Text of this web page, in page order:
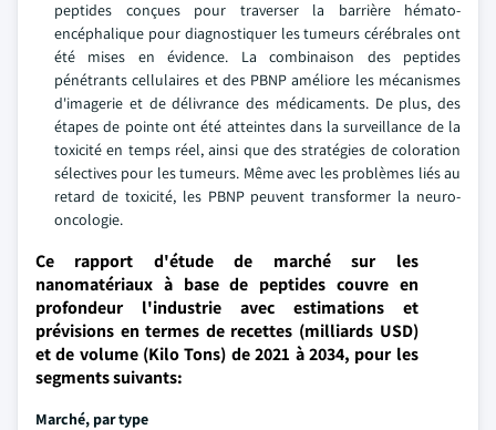
peptides conçues pour traverser la barrière hémato-
encéphalique pour diagnostiquer les tumeurs cérébrales ont
été mises en évidence. La combinaison des peptides
pénétrants cellulaires et des PBNP améliore les mécanismes
d'imagerie et de délivrance des médicaments. De plus, des
étapes de pointe ont été atteintes dans la surveillance de la
toxicité en temps réel, ainsi que des stratégies de coloration
sélectives pour les tumeurs. Même avec les problèmes liés au
retard de toxicité, les PBNP peuvent transformer la neuro-
oncologie.
Ce rapport d'étude de marché sur les
nanomatériaux à base de peptides couvre en
profondeur l'industrie avec estimations et
prévisions en termes de recettes (milliards USD)
et de volume (Kilo Tons) de 2021 à 2034, pour les
segments suivants:
Marché, par type